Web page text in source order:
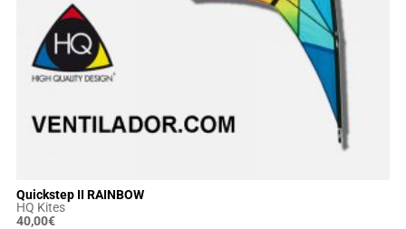
Quickstep II RAINBOW
HQ Kites
40,00€